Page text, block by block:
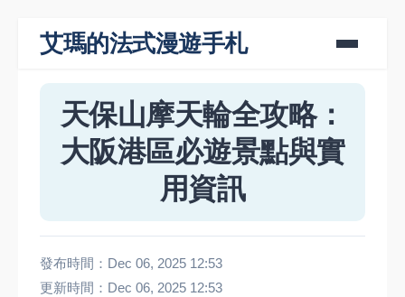
艾瑪的法式漫遊手札
天保山摩天輪全攻略：
大阪港區必遊景點與實
用資訊
發布時間：Dec 06, 2025 12:53
更新時間：Dec 06, 2025 12:53